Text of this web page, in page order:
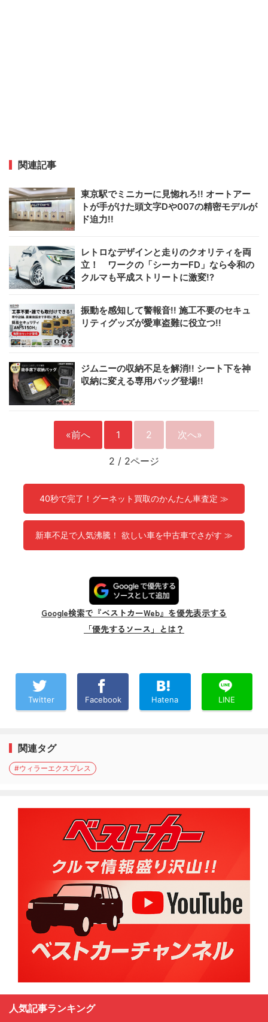
関連記事
東京駅でミニカーに見惚れろ!! オートアー
トが手がけた頭文字Dや007の精密モデルが
ド迫力!!
レトロなデザインと走りのクオリティを両
立！ ワークの「シーカーFD」なら令和の
クルマも平成ストリートに激変!?
振動を感知して警報音!! 施工不要のセキュ
リティグッズが愛車盗難に役立つ!!
ジムニーの収納不足を解消!! シート下を神
収納に変える専用バッグ登場!!
«前へ 1 2 次へ»
2 / 2ページ
40秒で完了！グーネット買取のかんたん車査定 ≫
新車不足で人気沸騰！ 欲しい車を中古車でさがす ≫
Google検索で『ベストカーWeb』を優先表示する
「優先するソース」とは？
Twitter Facebook Hatena LINE
関連タグ
#ウィラーエクスプレス
人気記事ランキング